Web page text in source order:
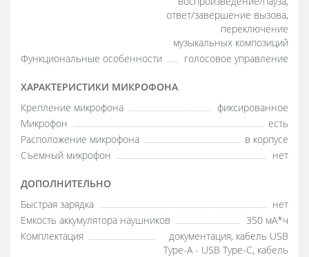
ответ/завершение вызова,
переключение
музыкальных композиций
Функциональные особенности
голосовое управление
ХАРАКТЕРИСТИКИ МИКРОФОНА
Крепление микрофона
фиксированное
Микрофон
есть
Расположение микрофона
в корпусе
Съемный микрофон
нет
ДОПОЛНИТЕЛЬНО
Быстрая зарядка
нет
Емкость аккумулятора наушников
350 мА*ч
Комплектация
документация, кабель USB
Type-A - USB Type-C, кабель